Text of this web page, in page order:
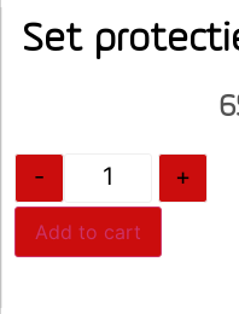
Set
- +
Add to cart